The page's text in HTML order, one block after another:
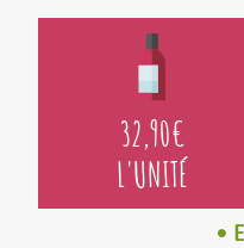
32,90€
L'UNITÉ
•